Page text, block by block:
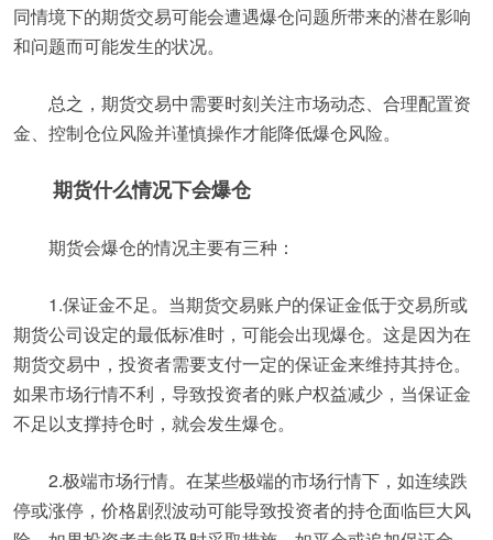
同情境下的期货交易可能会遭遇爆仓问题所带来的潜在影响
和问题而可能发生的状况。
总之，期货交易中需要时刻关注市场动态、合理配置资
金、控制仓位风险并谨慎操作才能降低爆仓风险。
期货什么情况下会爆仓
期货会爆仓的情况主要有三种：
1.保证金不足。当期货交易账户的保证金低于交易所或
期货公司设定的最低标准时，可能会出现爆仓。这是因为在
期货交易中，投资者需要支付一定的保证金来维持其持仓。
如果市场行情不利，导致投资者的账户权益减少，当保证金
不足以支撑持仓时，就会发生爆仓。
2.极端市场行情。在某些极端的市场行情下，如连续跌
停或涨停，价格剧烈波动可能导致投资者的持仓面临巨大风